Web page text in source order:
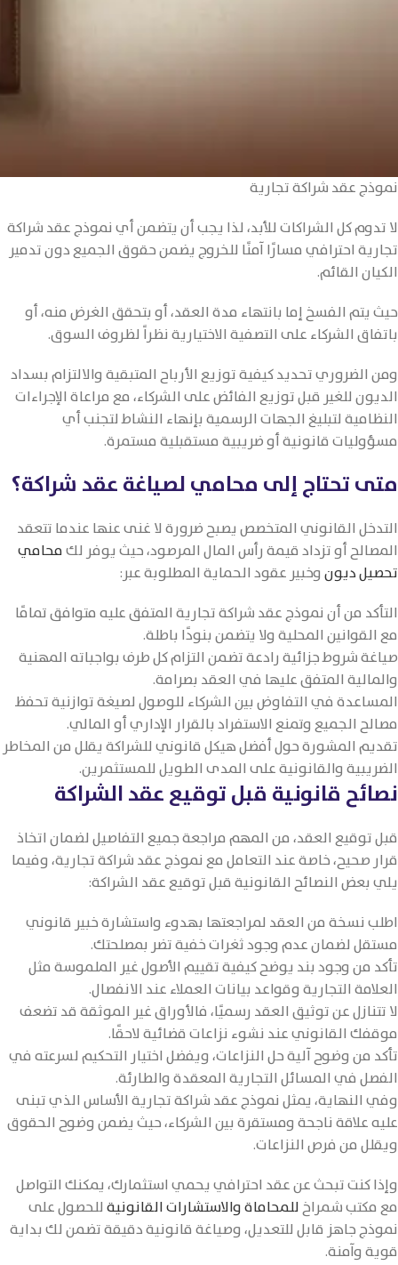
نموذج عقد شراكة تجارية
لا تدوم كل الشراكات للأبد، لذا يجب أن يتضمن أي نموذج عقد شراكة
تجارية احترافي مسارًا آمنًا للخروج يضمن حقوق الجميع دون تدمير
الكيان القائم.
حيث يتم الفسخ إما بانتهاء مدة العقد، أو بتحقق الغرض منه، أو
باتفاق الشركاء على التصفية الاختيارية نظراً لظروف السوق.
ومن الضروري تحديد كيفية توزيع الأرباح المتبقية والالتزام بسداد
الديون للغير قبل توزيع الفائض على الشركاء، مع مراعاة الإجراءات
النظامية لتبليغ الجهات الرسمية بإنهاء النشاط لتجنب أي
مسؤوليات قانونية أو ضريبية مستقبلية مستمرة.
متى تحتاج إلى محامي لصياغة عقد شراكة؟
التدخل القانوني المتخصص يصبح ضرورة لا غنى عنها عندما تتعقد
المصالح أو تزداد قيمة رأس المال المرصود، حيث يوفر لكمحامي
تحصيل ديون وخبير عقود الحماية المطلوبة عبر:
التأكد من أن نموذج عقد شراكة تجارية المتفق عليه متوافق تمامًا
مع القوانين المحلية ولا يتضمن بنودًا باطلة.
صياغة شروط جزائية رادعة تضمن التزام كل طرف بواجباته المهنية
والمالية المتفق عليها في العقد بصرامة.
المساعدة في التفاوض بين الشركاء للوصول لصيغة توازنية تحفظ
مصالح الجميع وتمنع الاستفراد بالقرار الإداري أو المالي.
تقديم المشورة حول أفضل هيكل قانوني للشراكة يقلل من المخاطر
الضريبية والقانونية على المدى الطويل للمستثمرين.
نصائح قانونية قبل توقيع عقد الشراكة
قبل توقيع العقد، من المهم مراجعة جميع التفاصيل لضمان اتخاذ
قرار صحيح، خاصة عند التعامل مع نموذج عقد شراكة تجارية، وفيما
يلي بعض النصائح القانونية قبل توقيع عقد الشراكة:
اطلب نسخة من العقد لمراجعتها بهدوء واستشارة خبير قانوني
مستقل لضمان عدم وجود ثغرات خفية تضر بمصلحتك.
تأكد من وجود بند يوضح كيفية تقييم الأصول غير الملموسة مثل
العلامة التجارية وقواعد بيانات العملاء عند الانفصال.
لا تتنازل عن توثيق العقد رسميًا، فالأوراق غير الموثقة قد تضعف
موقفك القانوني عند نشوء نزاعات قضائية لاحقًا.
تأكد من وضوح آلية حل النزاعات، ويفضل اختيار التحكيم لسرعته في
الفصل في المسائل التجارية المعقدة والطارئة.
وفي النهاية، يمثل نموذج عقد شراكة تجارية الأساس الذي تبنى
عليه علاقة ناجحة ومستقرة بين الشركاء، حيث يضمن وضوح الحقوق
ويقلل من فرص النزاعات.
وإذا كنت تبحث عن عقد احترافي يحمي استثمارك، يمكنك التواصل
مع مكتب شمراخللمحاماة والاستشارات القانونية للحصول على
نموذج جاهز قابل للتعديل، وصياغة قانونية دقيقة تضمن لك بداية
قوية وآمنة.